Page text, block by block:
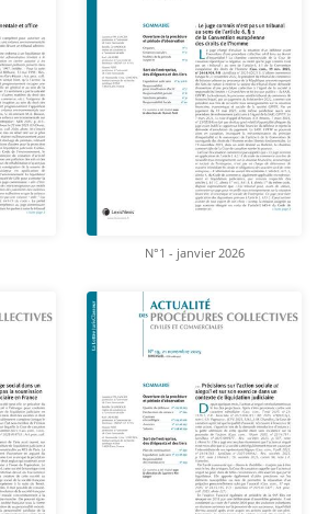
N°1 - janvier 2026